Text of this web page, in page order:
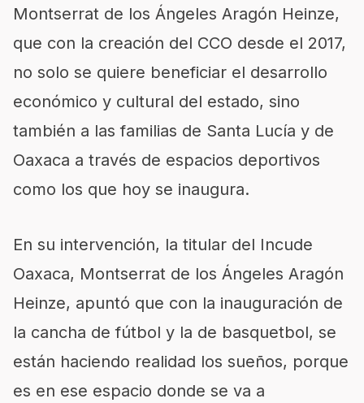
Montserrat de los Ángeles Aragón Heinze,
que con la creación del CCO desde el 2017,
no solo se quiere beneficiar el desarrollo
económico y cultural del estado, sino
también a las familias de Santa Lucía y de
Oaxaca a través de espacios deportivos
como los que hoy se inaugura.
En su intervención, la titular del Incude
Oaxaca, Montserrat de los Ángeles Aragón
Heinze, apuntó que con la inauguración de
la cancha de fútbol y la de basquetbol, se
están haciendo realidad los sueños, porque
es en ese espacio donde se va a